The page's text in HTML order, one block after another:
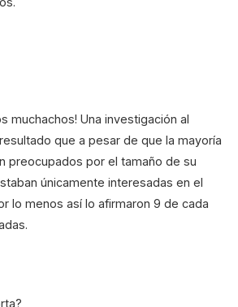
muchachos! Una investigación al
que a pesar de que la mayoría
preocupados por el tamaño de su
únicamente interesadas en el
lo menos así lo afirmaron 9 de cada